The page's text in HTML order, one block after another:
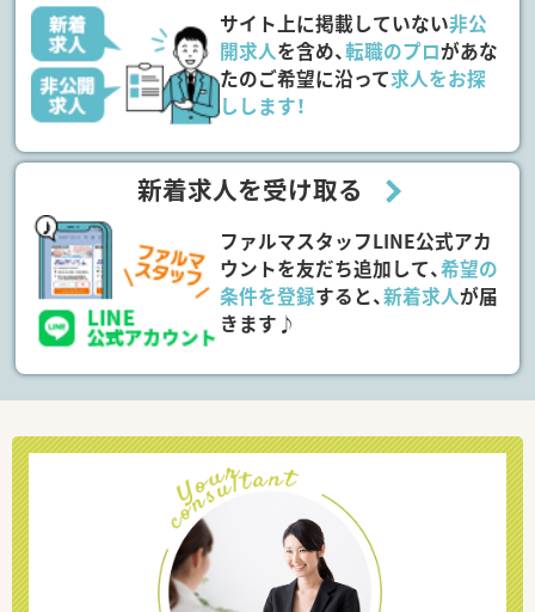
サイト上に掲載していない非公
開求人を含め、転職のプロがあな
たのご希望に沿って求人をお探
しします！
新着求人を受け取る
ファルマスタッフLINE公式アカ
ウントを友だち追加して、希望の
条件を登録すると、新着求人が届
きます♪